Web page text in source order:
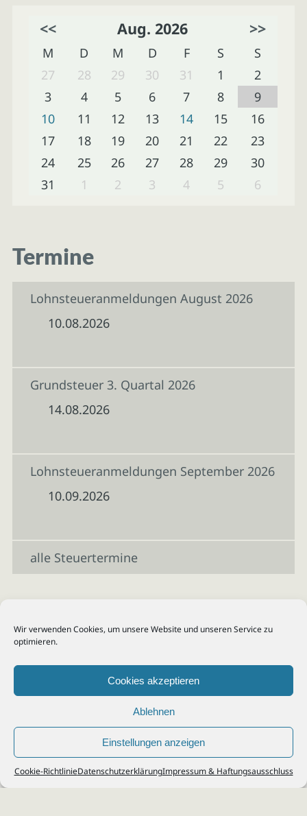
Wir verwenden Cookies, um unsere Website und unseren Service zu
optimieren.
Cookies akzeptieren
Ablehnen
Einstellungen anzeigen
Cookie-RichtlinieDatenschutzerklärungImpressum & Haftungsausschluss
<< Aug. 2026 >>
M D M D F S
S
27
28 29 30 31 1
2
3
4 5 6 7 8
9
10
11 12 13 14 15
16
17
18 19 20 21 22
23
24
25 26 27 28 29
30
31
1 2 3 4 5 6
Termine
Lohnsteueranmeldungen August 2026
10.08.2026
Grundsteuer 3. Quartal 2026
14.08.2026
Lohnsteueranmeldungen September 2026
10.09.2026
alle Steuertermine
© 2026Steuerberater Kempf, Köln - Steuerberatung Poll, Porz, Deutz, Mülheim,